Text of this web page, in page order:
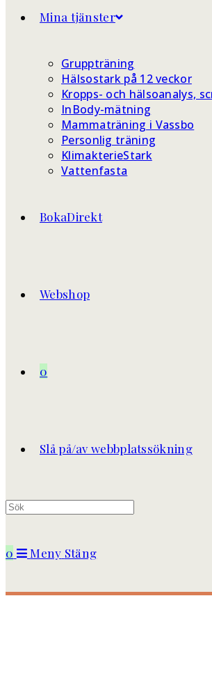
Mina tjänster
Gruppträning
Hälsostark på 12 veckor
Kropps- och hälsoanalys,
InBody-mätning
Mammaträning i Vassbo
Personlig träning
KlimakterieStark
Vattenfasta
BokaDirekt
Webshop
0
Slå på/av webbplatssökning
0 Meny Stäng